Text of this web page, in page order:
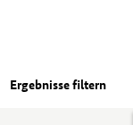
Ergebnisse filtern